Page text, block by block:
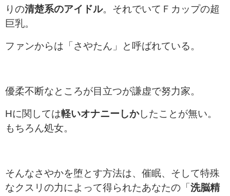
りの清楚系のアイドル。それでいてＦカップの超
巨乳。
ファンからは「さやたん」と呼ばれている。
優柔不断なところが目立つが謙虚で努力家。
Hに関しては軽いオナニーしかしたことが無い。
もちろん処女。
そんなさやかを堕とす方法は、催眠、そして特殊
なクスリの力によって得られたあなたの「 洗脳精